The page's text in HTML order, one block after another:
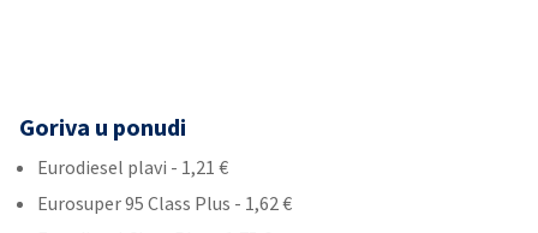
Goriva u ponudi
Eurodiesel plavi - 1,21 €
Eurosuper 95 Class Plus - 1,62 €